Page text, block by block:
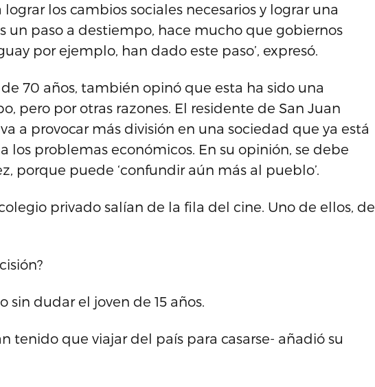
los cambios sociales necesarios y lograr una
un paso a destiempo, hace mucho que gobiernos
por ejemplo, han dado este paso’, expresó.
70 años, también opinó que esta ha sido una
pero por otras razones. El residente de San Juan
a provocar más división en una sociedad que ya está
los problemas económicos. En su opinión, se debe
porque puede ‘confundir aún más al pueblo’.
privado salían de la fila del cine. Uno de ellos, de
sin dudar el joven de 15 años.
tenido que viajar del país para casarse- añadió su